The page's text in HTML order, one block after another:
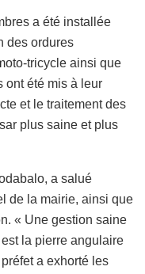
a été installée
des ordures
tricycle ainsi que
ont été mis à leur
et le traitement des
plus saine et plus
a salué
de la mairie, ainsi que
« Une gestion saine
la pierre angulaire
a exhorté les